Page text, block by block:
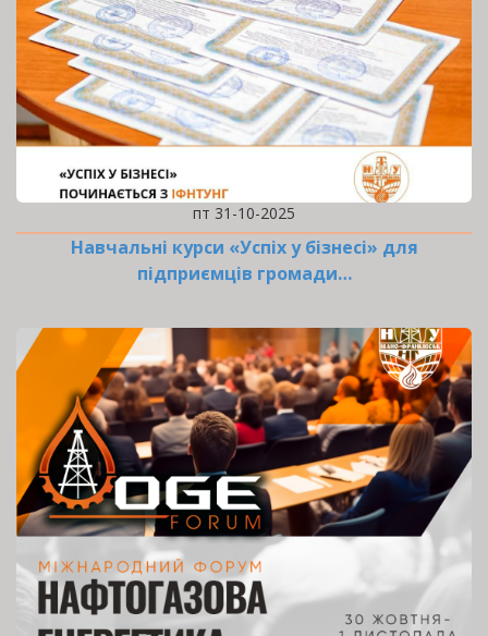
пт 31-10-2025
Навчальні курси «Успіх у бізнесі» для
підприємців громади…